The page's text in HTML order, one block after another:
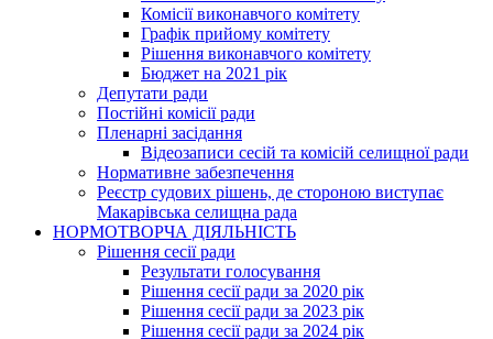
Комісії виконавчого комітету
Графік прийому комітету
Рішення виконавчого комітету
Бюджет на 2021 рік
Депутати ради
Постійні комісії ради
Пленарні засідання
Відеозаписи сесій та комісій селищної ради
Нормативне забезпечення
Реєстр судових рішень, де стороною виступає
Макарівська селищна рада
НОРМОТВОРЧА ДІЯЛЬНІСТЬ
Рішення сесії ради
Результати голосування
Рішення сесії ради за 2020 рік
Рішення сесії ради за 2023 рік
Рішення сесії ради за 2024 рік